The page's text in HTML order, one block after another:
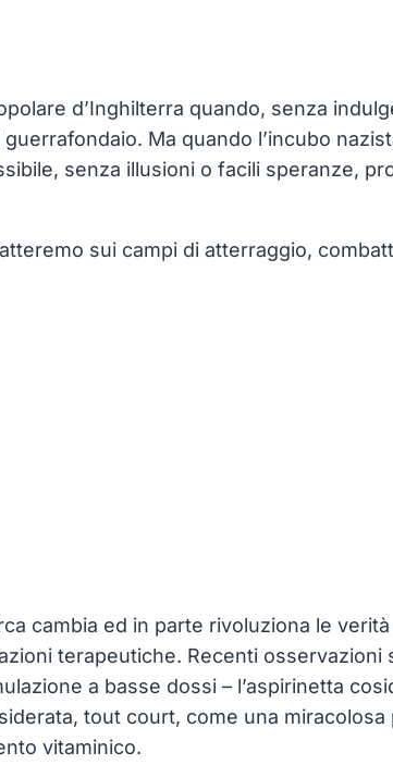
d’Inghilterra quando, senza
Ma quando l’incubo
senza illusioni o facili speranze,
sui campi di atterraggio,
cambia ed in parte rivoluziona le
terapeutiche. Recenti
a basse dossi – l’aspirinetta
tout court, come una
vitaminico.